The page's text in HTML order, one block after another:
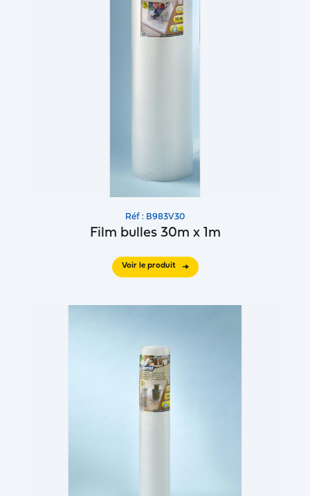
Réf : B983V30
Film bulles 30m x 1m
Voir le produit